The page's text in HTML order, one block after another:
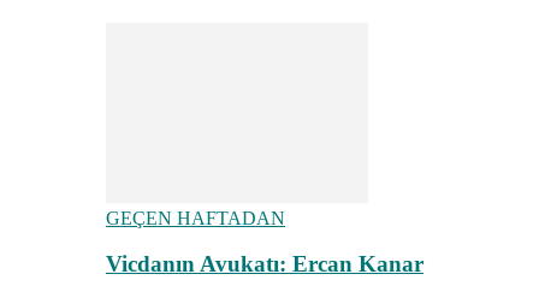
GEÇEN HAFTADAN
Vicdanın Avukatı: Ercan Kanar